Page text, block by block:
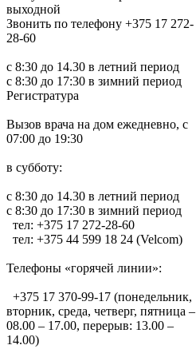
выходной
Звонить по телефону +375 17 272-
28-60
с 8:30 до 14.30 в летний период
с 8:30 до 17:30 в зимний период
Регистратура
Вызов врача на дом ежедневно, с
07:00 до 19:30
в субботу:
с 8:30 до 14.30 в летний период
с 8:30 до 17:30 в зимний период
тел: +375 17 272-28-60
тел: +375 44 599 18 24 (Velcom)
Телефоны «горячей линии»:
+375 17 370-99-17 (понедельник,
вторник, среда, четверг, пятница –
08.00 – 17.00, перерыв: 13.00 –
14.00)